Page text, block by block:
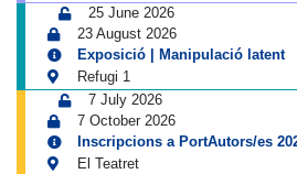
25 June 2026
23 August 2026
Exposició | Manipulació latent
Refugi 1
7 July 2026
7 October 2026
Inscripcions a PortAutors/es
El Teatret